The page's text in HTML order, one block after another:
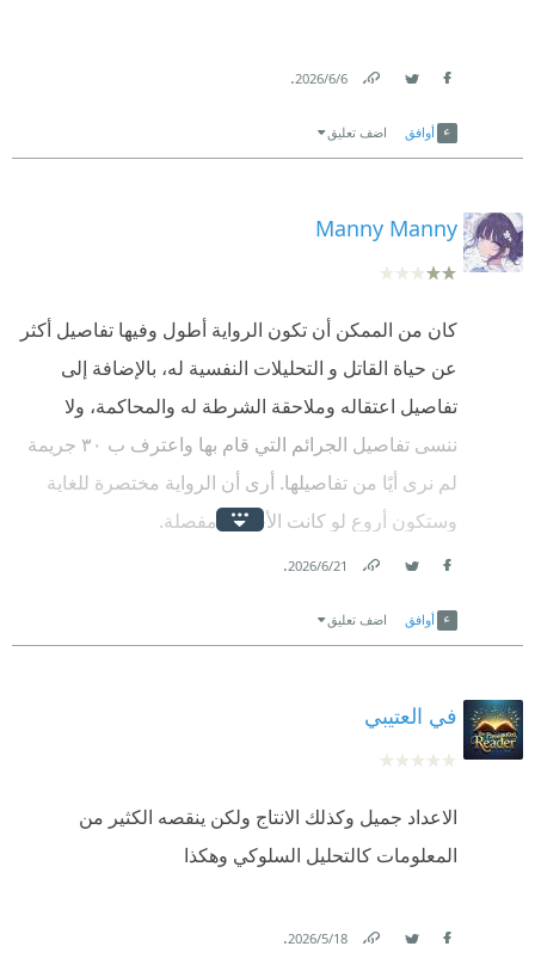
6‏/6‏/2026
.
أوافق اضف تعليق
Manny Manny
كان من الممكن أن تكون الرواية أطول وفيها تفاصيل أكثر
عن حياة القاتل و التحليلات النفسية له، بالإضافة إلى
تفاصيل اعتقاله وملاحقة الشرطة له والمحاكمة، ولا
ننسى تفاصيل الجرائم التي قام بها واعترف ب ٣٠ جريمة
لم نرى أيًا من تفاصيلها. أرى أن الرواية مختصرة للغاية
وستكون أروع لو كانت الأحداث مفصلة.
21‏/6‏/2026
.
أوافق اضف تعليق
في العتيبي
الاعداد جميل وكذلك الانتاج ولكن ينقصه الكثير من
المعلومات كالتحليل السلوكي وهكذا
18‏/5‏/2026
.